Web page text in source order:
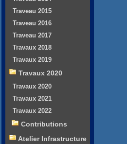
Traveau 2015
Traveau 2016
Traveau 2017
Travaux 2018
Travaux 2019
Travaux 2020
Travaux 2020
Travaux 2021
Travaux 2022
Contributions
Atelier Infrastructure